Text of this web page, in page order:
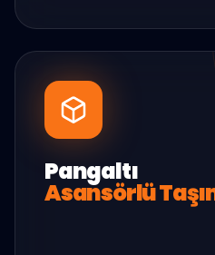
Pangaltı
Asansörlü